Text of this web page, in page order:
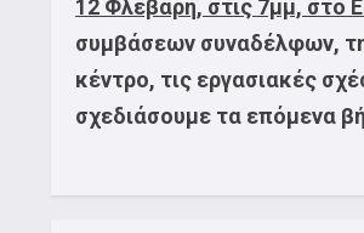
12 Φλεβάρη, στις 7μμ, στο
συμβάσεων συναδέλφων,
κέντρο, τις εργασιακές
σχεδιάσουμε τα επόμενα